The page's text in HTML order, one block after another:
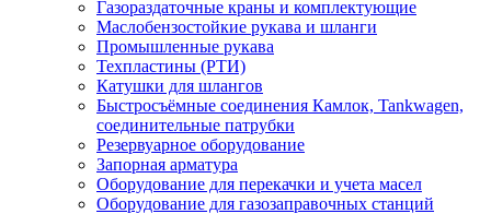
Газораздаточные краны и комплектующие
Маслобензостойкие рукава и шланги
Промышленные рукава
Техпластины (РТИ)
Катушки для шлангов
Быстросъёмные соединения Камлок, Tankwagen,
соединительные патрубки
Резервуарное оборудование
Запорная арматура
Оборудование для перекачки и учета масел
Оборудование для газозаправочных станций